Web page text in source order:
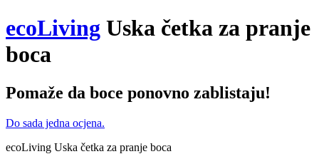
ecoLiving Uska četka za pranje
boca
Pomaže da boce ponovno zablistaju!
Do sada jedna ocjena.
ecoLiving Uska četka za pranje boca